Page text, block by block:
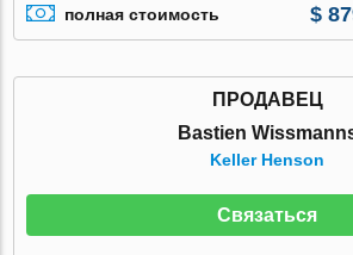
полная стоимость $
ПРОДАВЕЦ
Bastien
Keller Henson
Связаться